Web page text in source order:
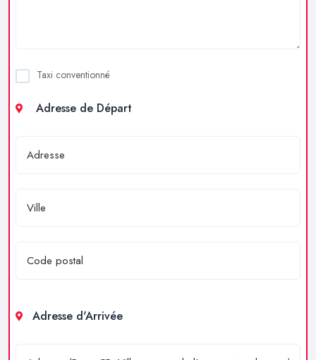
Taxi conventionné
Adresse de Départ
Adresse d'Arrivée